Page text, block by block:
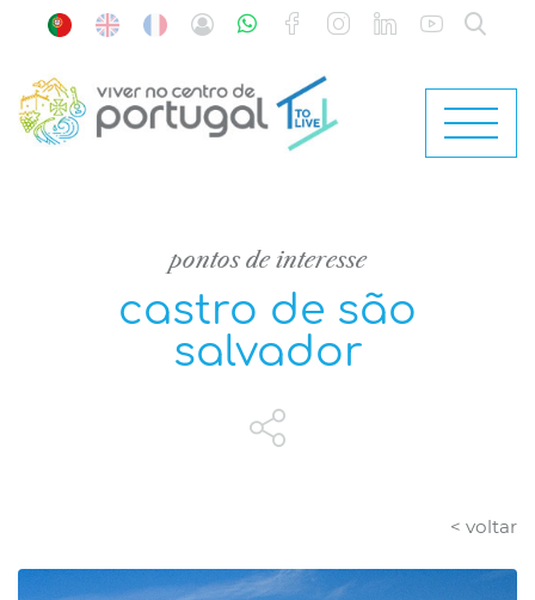
pontos de interesse
castro de são
salvador
< voltar